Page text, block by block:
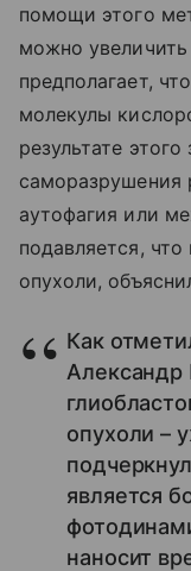
помощи этого
можно увеличить
предполагает,
молекулы
результате
саморазрушения
аутофагия или
подавляется,
опухоли,
Как
Александр
опухоли –
является
наносит